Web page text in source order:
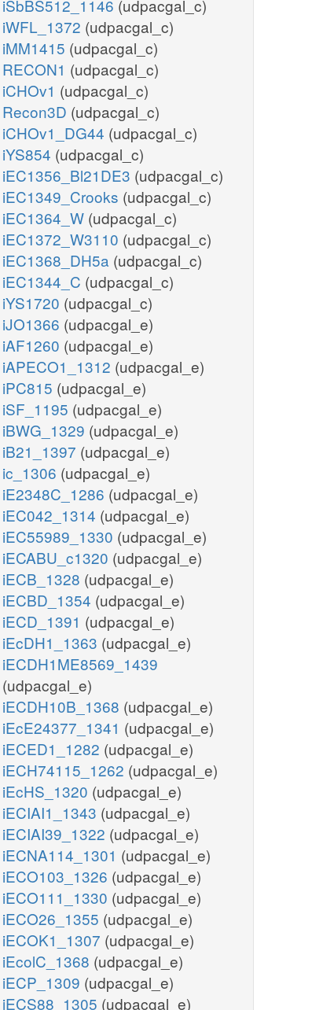
iSbBS512_1146 (udpacgal_c)
iWFL_1372 (udpacgal_c)
iMM1415 (udpacgal_c)
RECON1 (udpacgal_c)
iCHOv1 (udpacgal_c)
Recon3D (udpacgal_c)
iCHOv1_DG44 (udpacgal_c)
iYS854 (udpacgal_c)
iEC1356_Bl21DE3 (udpacgal_c)
iEC1349_Crooks (udpacgal_c)
iEC1364_W (udpacgal_c)
iEC1372_W3110 (udpacgal_c)
iEC1368_DH5a (udpacgal_c)
iEC1344_C (udpacgal_c)
iYS1720 (udpacgal_c)
iJO1366 (udpacgal_e)
iAF1260 (udpacgal_e)
iAPECO1_1312 (udpacgal_e)
iPC815 (udpacgal_e)
iSF_1195 (udpacgal_e)
iBWG_1329 (udpacgal_e)
iB21_1397 (udpacgal_e)
ic_1306 (udpacgal_e)
iE2348C_1286 (udpacgal_e)
iEC042_1314 (udpacgal_e)
iEC55989_1330 (udpacgal_e)
iECABU_c1320 (udpacgal_e)
iECB_1328 (udpacgal_e)
iECBD_1354 (udpacgal_e)
iECD_1391 (udpacgal_e)
iEcDH1_1363 (udpacgal_e)
iECDH1ME8569_1439
(udpacgal_e)
iECDH10B_1368 (udpacgal_e)
iEcE24377_1341 (udpacgal_e)
iECED1_1282 (udpacgal_e)
iECH74115_1262 (udpacgal_e)
iEcHS_1320 (udpacgal_e)
iECIAI1_1343 (udpacgal_e)
iECIAI39_1322 (udpacgal_e)
iECNA114_1301 (udpacgal_e)
iECO103_1326 (udpacgal_e)
iECO111_1330 (udpacgal_e)
iECO26_1355 (udpacgal_e)
iECOK1_1307 (udpacgal_e)
iEcolC_1368 (udpacgal_e)
iECP_1309 (udpacgal_e)
iECS88_1305 (udpacgal_e)